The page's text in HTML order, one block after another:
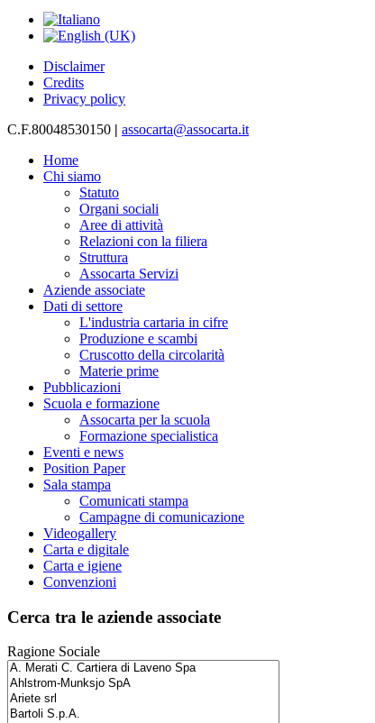
Disclaimer
Credits
Privacy policy
C.F.80048530150 | assocarta@assocarta.it
Home
Chi siamo
Statuto
Organi sociali
Aree di attività
Relazioni con la filiera
Struttura
Assocarta Servizi
Aziende associate
Dati di settore
L'industria cartaria in cifre
Produzione e scambi
Cruscotto della circolarità
Materie prime
Pubblicazioni
Scuola e formazione
Assocarta per la scuola
Formazione specialistica
Eventi e news
Position Paper
Sala stampa
Comunicati stampa
Campagne di comunicazione
Videogallery
Carta e digitale
Carta e igiene
Convenzioni
Cerca tra le aziende associate
Ragione Sociale